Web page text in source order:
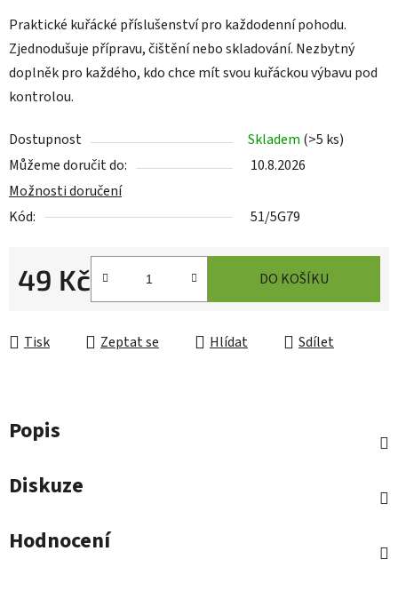
Praktické kuřácké příslušenství pro každodenní pohodu.
Zjednodušuje přípravu, čištění nebo skladování. Nezbytný
doplněk pro každého, kdo chce mít svou kuřáckou výbavu pod
kontrolou.
Dostupnost Skladem (>5 ks)
Můžeme doručit do:
10.8.2026
Možnosti doručení
Kód:
51/5G79
49 Kč DO KOŠÍKU
Tisk Zeptat se Hlídat Sdílet
Popis
Diskuze
Hodnocení